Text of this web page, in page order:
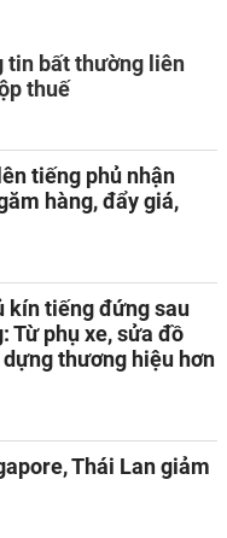
tin bất thường liên
thuế
tiếng phủ nhận
hàng, đẩy giá,
kín tiếng đứng sau
Từ phụ xe, sửa đồ
thương hiệu hơn
Thái Lan giảm